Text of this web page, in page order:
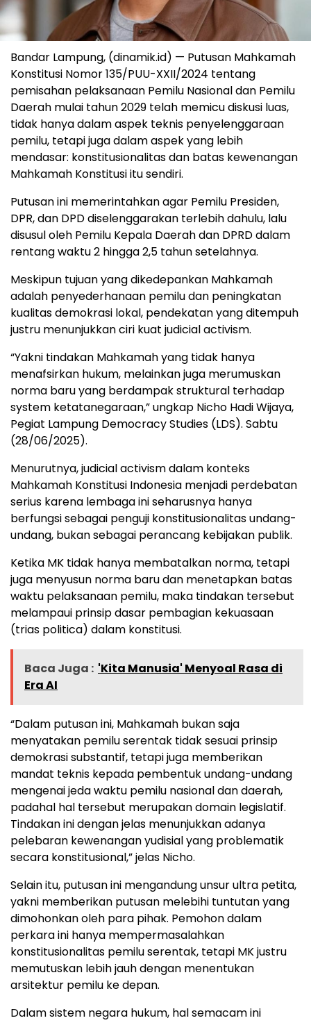
Bandar Lampung, (dinamik.id) — Putusan Mahkamah
Konstitusi Nomor 135/PUU-XXII/2024 tentang
pemisahan pelaksanaan Pemilu Nasional dan Pemilu
Daerah mulai tahun 2029 telah memicu diskusi luas,
tidak hanya dalam aspek teknis penyelenggaraan
pemilu, tetapi juga dalam aspek yang lebih
mendasar: konstitusionalitas dan batas kewenangan
Mahkamah Konstitusi itu sendiri.
Putusan ini memerintahkan agar Pemilu Presiden,
DPR, dan DPD diselenggarakan terlebih dahulu, lalu
disusul oleh Pemilu Kepala Daerah dan DPRD dalam
rentang waktu 2 hingga 2,5 tahun setelahnya.
Meskipun tujuan yang dikedepankan Mahkamah
adalah penyederhanaan pemilu dan peningkatan
kualitas demokrasi lokal, pendekatan yang ditempuh
justru menunjukkan ciri kuat judicial activism.
“Yakni tindakan Mahkamah yang tidak hanya
menafsirkan hukum, melainkan juga merumuskan
norma baru yang berdampak struktural terhadap
system ketatanegaraan,” ungkap Nicho Hadi Wijaya,
Pegiat Lampung Democracy Studies (LDS). Sabtu
(28/06/2025).
Menurutnya, judicial activism dalam konteks
Mahkamah Konstitusi Indonesia menjadi perdebatan
serius karena lembaga ini seharusnya hanya
berfungsi sebagai penguji konstitusionalitas undang-
undang, bukan sebagai perancang kebijakan publik.
Ketika MK tidak hanya membatalkan norma, tetapi
juga menyusun norma baru dan menetapkan batas
waktu pelaksanaan pemilu, maka tindakan tersebut
melampaui prinsip dasar pembagian kekuasaan
(trias politica) dalam konstitusi.
Baca Juga : 'Kita Manusia' Menyoal Rasa di
Era AI
“Dalam putusan ini, Mahkamah bukan saja
menyatakan pemilu serentak tidak sesuai prinsip
demokrasi substantif, tetapi juga memberikan
mandat teknis kepada pembentuk undang-undang
mengenai jeda waktu pemilu nasional dan daerah,
padahal hal tersebut merupakan domain legislatif.
Tindakan ini dengan jelas menunjukkan adanya
pelebaran kewenangan yudisial yang problematik
secara konstitusional,” jelas Nicho.
Selain itu, putusan ini mengandung unsur ultra petita,
yakni memberikan putusan melebihi tuntutan yang
dimohonkan oleh para pihak. Pemohon dalam
perkara ini hanya mempermasalahkan
konstitusionalitas pemilu serentak, tetapi MK justru
memutuskan lebih jauh dengan menentukan
arsitektur pemilu ke depan.
Dalam sistem negara hukum, hal semacam ini